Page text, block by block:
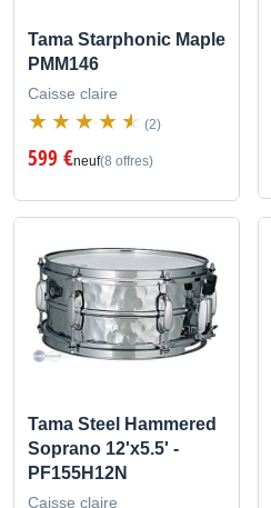
Tama Starphonic Maple
PMM146
Caisse claire
(2)
599 €neuf(8 offres)
Tama Steel Hammered
Soprano 12'x5.5' -
PF155H12N
Caisse claire